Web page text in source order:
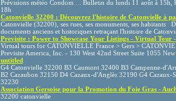
Prévisions météo Condom ... Bulletin du lundi 11 août à 15h,
18h
Catonvielle 32200 : Découvrez l'histoire de Catonvielle à
Catonvielle (32200), ses rues, ses monuments, ses habitants :
documents anciens et historiques retraçant l'histoire de
Previsite : Power to Showcase Your Listings - Virtual Tour
Virtual tours for CATONVIELLE France > Gers >
Previsite America, Inc. - 130 West 42nd Street Suite 1055
untitled
G4 Catonvielle 32200 B3 Caumont 32400 B3 Campenne-
B2 Cazaubon 32150 D4 Cazaux-d'Anglès 32190 G4 Cazaux-
32230
Association Gersoise pour la Promotion du Foie Gras -
32200 catonvielle